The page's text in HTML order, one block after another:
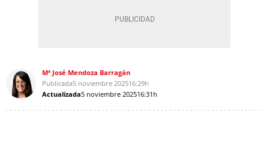
Mª José Mendoza Barragán
Publicada5 noviembre 202516:29h
Actualizada5 noviembre 202516:31h